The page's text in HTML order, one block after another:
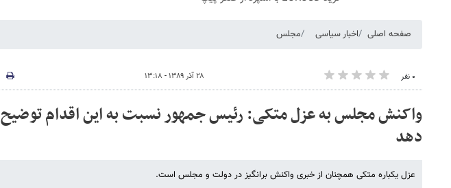
صفحه اصلی اخبار سیاسی مجلس
۰ نفر ۲۸ آذر ۱۳۸۹ - ۱۳:۱۸
واکنش مجلس به عزل متکی: رئیس جمهور نسبت به این اقدام توضیح
دهد
عزل یکباره متکی همچنان از خبری واکنش برانگیز در دولت و مجلس است.